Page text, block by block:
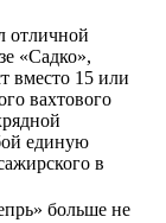
отличной
«Садко»,
вместо 15 или
вахтового
единую
в
больше не